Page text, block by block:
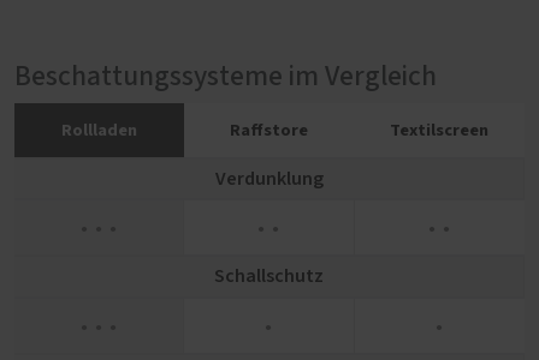
Beschattungssysteme im Vergleich
Rollladen Raffstore Textilscreen
Verdunklung
Schallschutz